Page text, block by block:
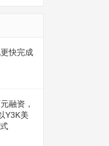
快完成
融资，
Y3K美